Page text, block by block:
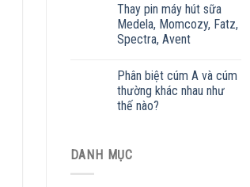
Thay pin máy hút sữa
Medela, Momcozy, Fatz,
Spectra, Avent
Phân biệt cúm A và cúm
thường khác nhau như
thế nào?
DANH MỤC